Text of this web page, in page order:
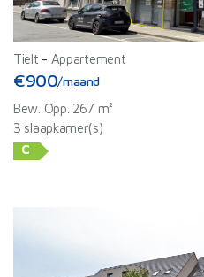
Tielt - Appartement
€900/maand
Bew. Opp. 267 m²
3 slaapkamer(s)
C